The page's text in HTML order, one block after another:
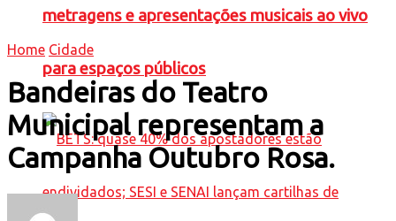
metragens e apresentações musicais ao vivo
para espaços públicos
Home Cidade
Bandeiras do Teatro
Municipal representam a
Campanha Outubro Rosa.